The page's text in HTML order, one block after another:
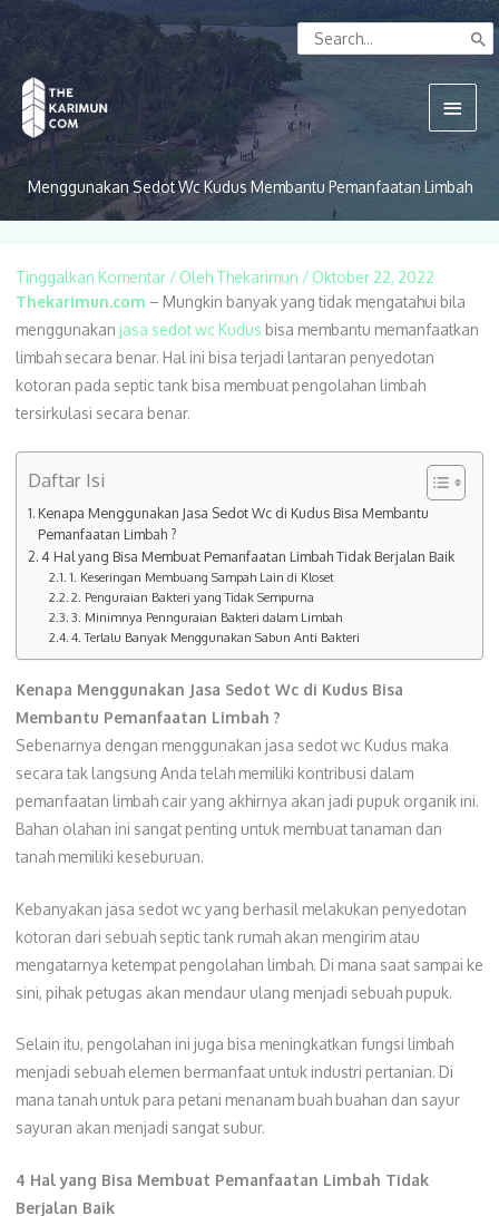
ke
Search
for:
Menu
Menggunakan Sedot Wc Kudus Membantu Pemanfaatan Limbah
Tinggalkan Komentar / Oleh Thekarimun / Oktober 22, 2022
Thekarimun.com – Mungkin banyak yang tidak mengatahui bila
menggunakan jasa sedot wc Kudus bisa membantu memanfaatkan
limbah secara benar. Hal ini bisa terjadi lantaran penyedotan
kotoran pada septic tank bisa membuat pengolahan limbah
tersirkulasi secara benar.
Daftar Isi
Kenapa Menggunakan Jasa Sedot Wc di Kudus Bisa Membantu
Pemanfaatan Limbah ?
4 Hal yang Bisa Membuat Pemanfaatan Limbah Tidak Berjalan Baik
1. Keseringan Membuang Sampah Lain di Kloset
2. Penguraian Bakteri yang Tidak Sempurna
3. Minimnya Pennguraian Bakteri dalam Limbah
4. Terlalu Banyak Menggunakan Sabun Anti Bakteri
Kenapa Menggunakan Jasa Sedot Wc di Kudus Bisa
Membantu Pemanfaatan Limbah ?
Sebenarnya dengan menggunakan jasa sedot wc Kudus maka
secara tak langsung Anda telah memiliki kontribusi dalam
pemanfaatan limbah cair yang akhirnya akan jadi pupuk organik ini.
Bahan olahan ini sangat penting untuk membuat tanaman dan
tanah memiliki keseburuan.
Kebanyakan jasa sedot wc yang berhasil melakukan penyedotan
kotoran dari sebuah septic tank rumah akan mengirim atau
mengatarnya ketempat pengolahan limbah. Di mana saat sampai ke
sini, pihak petugas akan mendaur ulang menjadi sebuah pupuk.
Selain itu, pengolahan ini juga bisa meningkatkan fungsi limbah
menjadi sebuah elemen bermanfaat untuk industri pertanian. Di
mana tanah untuk para petani menanam buah buahan dan sayur
sayuran akan menjadi sangat subur.
4 Hal yang Bisa Membuat Pemanfaatan Limbah Tidak
Berjalan Baik